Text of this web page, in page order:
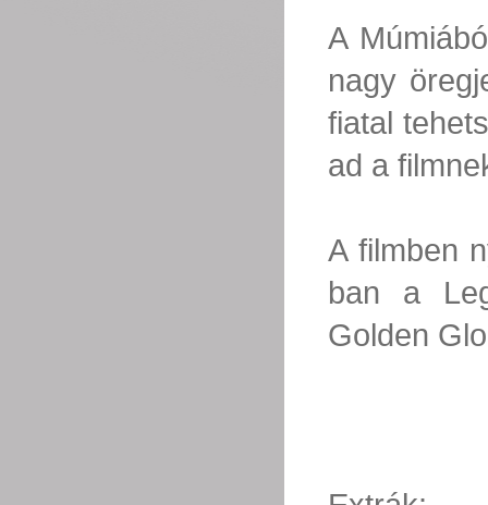
A
nagy
fiatal
ad a
A filmben
ban a
Golden